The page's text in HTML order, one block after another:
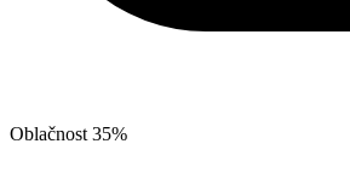
Oblačnost 35%